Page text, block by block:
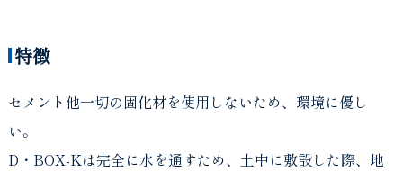
特徴
セメント他一切の固化材を使用しないため、環境に優し
い。
D・BOX-Kは完全に水を通すため、土中に敷設した際、地